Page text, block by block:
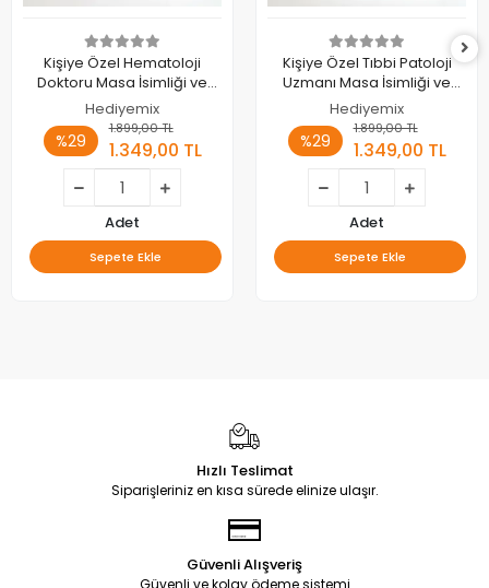
Kişiye Özel Hematoloji
Doktoru Masa İsimliği ve
Kartvizitlik
Hediyemix
%29
1.899,00 TL
1.349,00 TL
Adet
Sepete Ekle
Kişiye Özel Tıbbi Patoloji
Uzmanı Masa İsimliği ve
Kartvizitlik
Hediyemix
%29
1.899,00 TL
1.349,00 TL
Adet
Sepete Ekle
Hızlı Teslimat
Siparişleriniz en kısa sürede elinize ulaşır.
Güvenli Alışveriş
Güvenli ve kolay ödeme sistemi